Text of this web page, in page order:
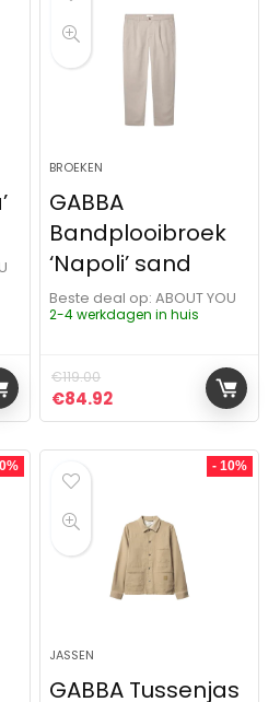
€109.00.
€54.50.
BROEKEN
GABBA
Bandplooibroek
‘Napoli’ sand
Beste deal op:
ABOUT YOU
2-4 werkdagen in huis
€119.00
Oorspronkelijke prijs was:
€84.92Huidige prijs is:
- 10%
JASSEN
GABBA Tussenjas